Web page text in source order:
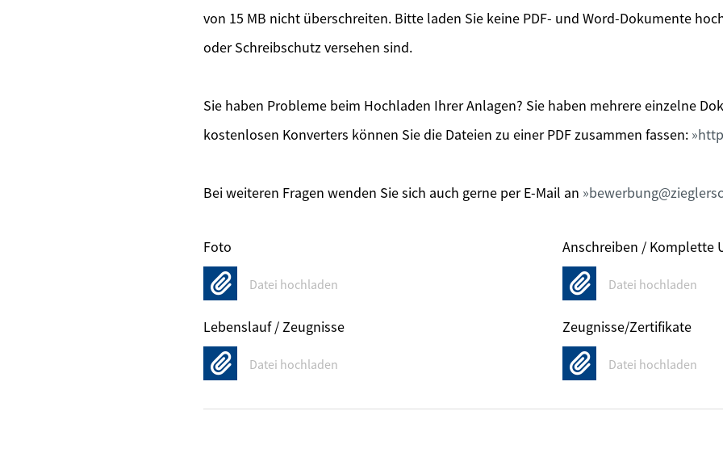
von 15 MB nicht überschreiten. Bitte laden Sie keine PDF- und Word-Dokumente
oder Schreibschutz versehen sind.
Sie haben Probleme beim Hochladen Ihrer Anlagen? Sie haben mehrere einzelne
kostenlosen Konverters können Sie die Dateien zu einer PDF zusammen fassen:
Bei weiteren Fragen wenden Sie sich auch gerne per E-Mail an
Foto
Datei hochladen
Anschreiben / Komplette
Datei hochladen
Lebenslauf / Zeugnisse
Datei hochladen
Zeugnisse/Zertifikate
Datei hochladen